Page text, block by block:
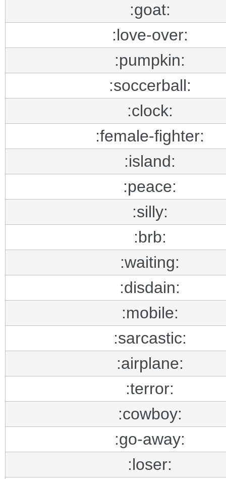
:goat:
:love-over:
:pumpkin:
:soccerball:
:clock:
:female-fighter:
:island:
:peace:
:silly:
:brb:
:waiting:
:disdain:
:mobile:
:sarcastic:
:airplane:
:terror:
:cowboy:
:go-away:
:loser: